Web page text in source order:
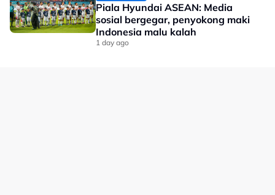
Piala Hyundai ASEAN: Media
sosial bergegar, penyokong maki
Indonesia malu kalah
1 day ago